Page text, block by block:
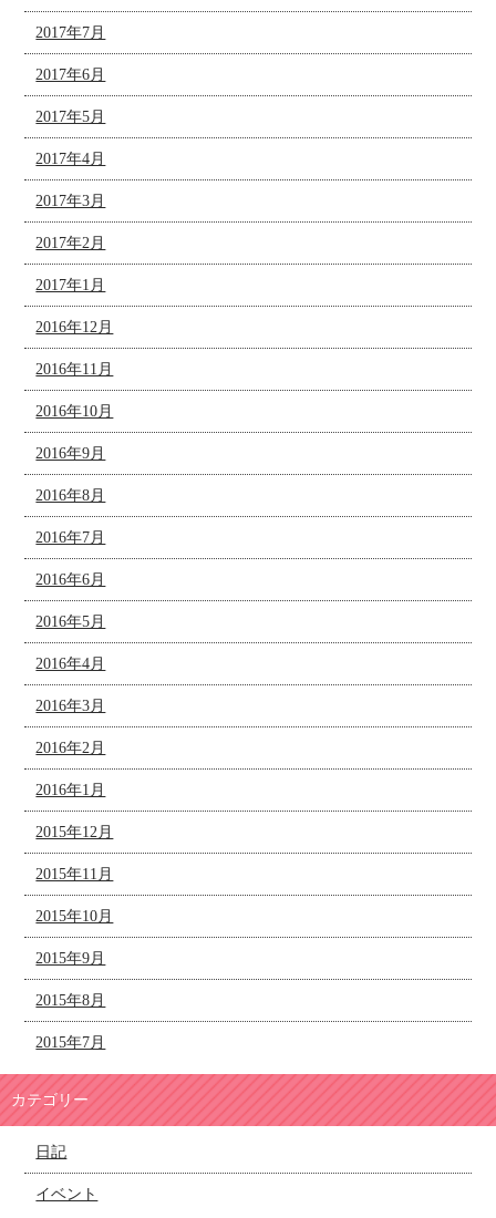
2017年7月
2017年6月
2017年5月
2017年4月
2017年3月
2017年2月
2017年1月
2016年12月
2016年11月
2016年10月
2016年9月
2016年8月
2016年7月
2016年6月
2016年5月
2016年4月
2016年3月
2016年2月
2016年1月
2015年12月
2015年11月
2015年10月
2015年9月
2015年8月
2015年7月
カテゴリー
日記
イベント